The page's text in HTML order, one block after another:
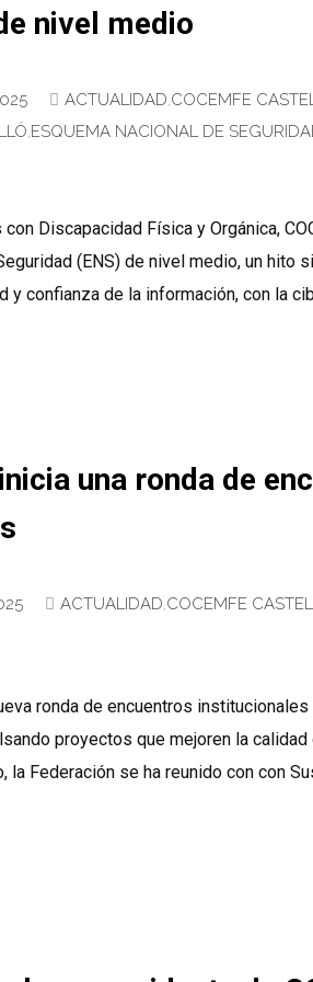
nivel medio
ACTUALIDAD,COCEMFE
,ESQUEMA NACIONAL DE
Discapacidad Física y Orgánica,
(ENS) de nivel medio, un
confianza de la información, con la
una ronda de
ACTUALIDAD,COCEMFE
ronda de encuentros
proyectos que mejoren la
la Federación se ha reunido con con